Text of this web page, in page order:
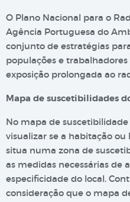
O Plano Nacional para o
Agência Portuguesa do
conjunto de estratégias
populações e trabalhadores
exposição prolongada ao
Mapa de suscetibilidades
No mapa de suscetibilidade
visualizar se a habitação ou
situa numa zona de
as medidas necessárias de
especificidade do local.
consideração que o mapa